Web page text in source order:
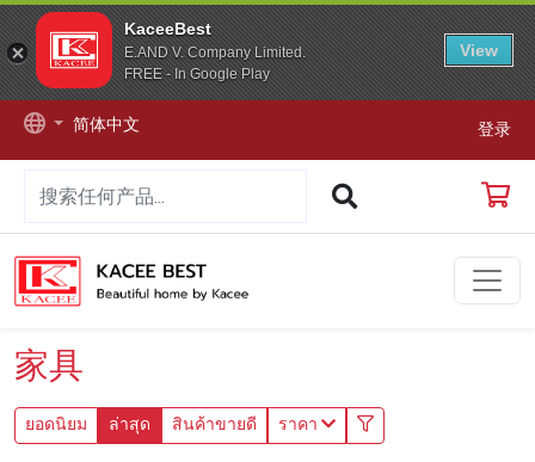
KaceeBest
E.AND V. Company Limited.
FREE - In Google Play
View
简体中文 登录
家具
ยอดนิยม ล่าสุด สินค้าขายดี ราคา